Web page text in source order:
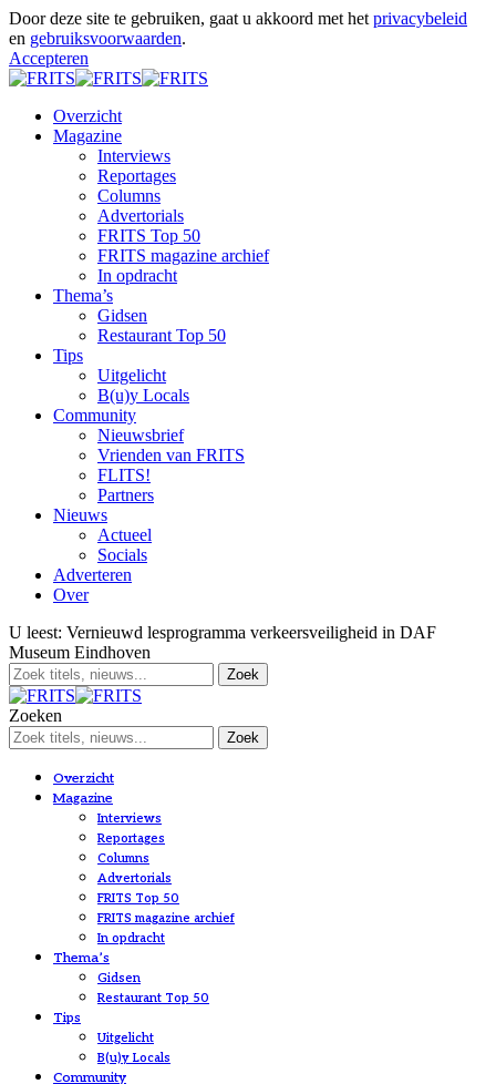
Door deze site te gebruiken, gaat u akkoord met het privacybeleid
en gebruiksvoorwaarden.
Accepteren
Overzicht
Magazine
Interviews
Reportages
Columns
Advertorials
FRITS Top 50
FRITS magazine archief
In opdracht
Thema’s
Gidsen
Restaurant Top 50
Tips
Uitgelicht
B(u)y Locals
Community
Nieuwsbrief
Vrienden van FRITS
FLITS!
Partners
Nieuws
Actueel
Socials
Adverteren
Over
U leest: Vernieuwd lesprogramma verkeersveiligheid in DAF
Museum Eindhoven
Zoeken
Overzicht
Magazine
Interviews
Reportages
Columns
Advertorials
FRITS Top 50
FRITS magazine archief
In opdracht
Thema’s
Gidsen
Restaurant Top 50
Tips
Uitgelicht
B(u)y Locals
Community